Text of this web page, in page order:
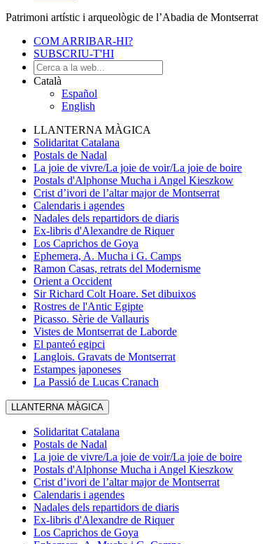
Patrimoni artístic i arqueològic de l’Abadia de Montserrat
COM ARRIBAR-HI?
SUBSCRIU-T'HI
Català
Español
English
LLANTERNA MÀGICA
Solidaritat Catalana
Postals de Nadal
La joie de vivre/La joie de voir/La joie de boire
Postals d'Alphonse Mucha i Angel Kieszkow
Crist d’ivori de l’altar major de Montserrat
Calendaris i agendes
Nadales dels repartidors de diaris
Ex-libris d'Alexandre de Riquer
Los Caprichos de Goya
Ephemera, A. Mucha i G. Camps
Ramon Casas, retrats del Modernisme
Orient a Occident
Sir Richard Colt Hoare. Set dibuixos
Rostres de l'Antic Egipte
Picasso. Sèrie de Vallauris
Vistes de Montserrat de Laborde
El panteó egipci
Langlois. Gravats de Montserrat
Estampes japoneses
La Passió de Lucas Cranach
LLANTERNA MÀGICA
Solidaritat Catalana
Postals de Nadal
La joie de vivre/La joie de voir/La joie de boire
Postals d'Alphonse Mucha i Angel Kieszkow
Crist d’ivori de l’altar major de Montserrat
Calendaris i agendes
Nadales dels repartidors de diaris
Ex-libris d'Alexandre de Riquer
Los Caprichos de Goya